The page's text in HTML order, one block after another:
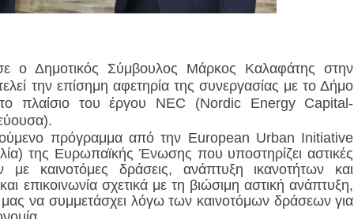
ο Δημοτικός Σύμβουλος Μάρκος Καλαφάτης στην
την επίσημη αφετηρία της συνεργασίας με το Δήμο
πλαίσιο του έργου NEC (Nordic Energy Capital-
πρόγραμμα από την European Urban Initiative
της Ευρωπαϊκής Ένωσης που υποστηρίζει αστικές
καινοτόμες δράσεις, ανάπτυξη ικανοτήτων και
επικοινωνία σχετικά με τη βιώσιμη αστική ανάπτυξη,
να συμμετάσχει λόγω των καινοτόμων δράσεων για